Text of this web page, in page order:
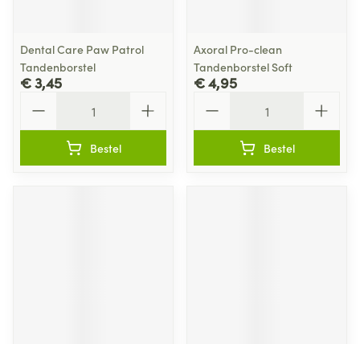
Dental Care Paw Patrol
Tandenborstel
€ 3,45
Bestel
Axoral Pro-clean
Tandenborstel Soft
€ 4,95
Bestel